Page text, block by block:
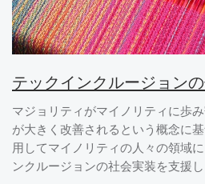
テックインクルージョン
マジョリティがマイノリティに歩
が大きく改善されるという概念に
用してマイノリティの人々の領域
ンクルージョンの社会実装を支援し